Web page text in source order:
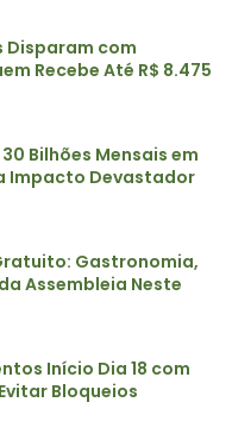
Disparam com
Recebe Até R$ 8.475
Bilhões Mensais em
Impacto Devastador
Gastronomia,
Assembleia Neste
Início Dia 18 com
Bloqueios